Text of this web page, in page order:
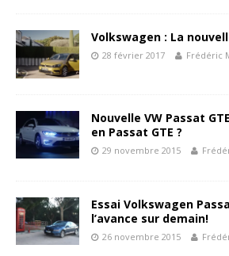
Volkswagen : La
28 février 2017 Frédéric
Nouvelle VW Passat
en Passat GTE ?
29 novembre 2015
Essai Volkswagen
l’avance sur demain!
26 novembre 2015